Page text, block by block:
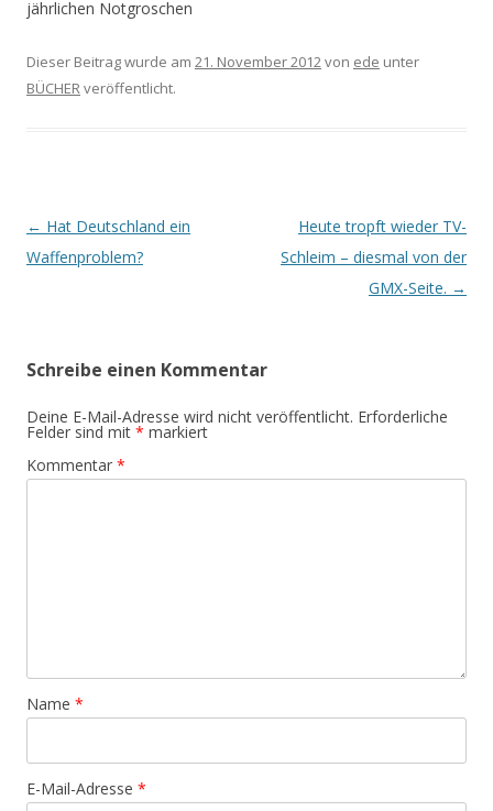
jährlichen Notgroschen
Dieser Beitrag wurde am 21. November 2012von ede unter
BÜCHERveröffentlicht.
Beitrags-
Navigation
← Hat Deutschland ein
Waffenproblem?
Heute tropft wieder TV-
Schleim – diesmal von der
GMX-Seite. →
Schreibe einen Kommentar
Deine E-Mail-Adresse wird nicht veröffentlicht. Erforderliche
Felder sind mit * markiert
Kommentar *
Name *
E-Mail-Adresse *